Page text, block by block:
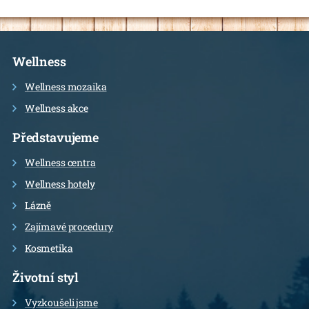
Informace
Wellness
Wellness mozaika
Wellness akce
Představujeme
Wellness centra
Wellness hotely
Lázně
Zajímavé procedury
Kosmetika
Životní styl
Vyzkoušeli jsme